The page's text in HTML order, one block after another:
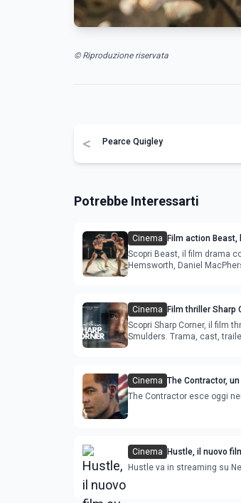
© Riproduzione riservata
< Pearce Quigley
Potrebbe Interessarti
Cinema
Film action Beast,
MacPherson e
Scopri Beast, il film drama
Hemsworth, Daniel
Cinema
Film thriller Sharp
Ben Foster e
Scopri Sharp Corner, il film
Smulders. Trama, cast,
Cinema The Contractor,
con Chris Pine
The Contractor esce oggi
Cinema
Hustle, il nuovo
con Adam Sandler
Hustle va in streaming su